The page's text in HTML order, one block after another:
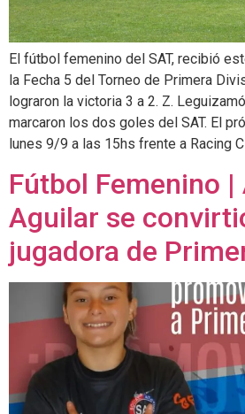
El fútbol femenino del SAT, recibió
la Fecha 5 del Torneo de Primera
lograron la victoria 3 a 2. Z.
marcaron los dos goles del SAT. El
lunes 9/9 a las 15hs frente a Racing
Fútbol Femenino
Aguilar se
jugadora de